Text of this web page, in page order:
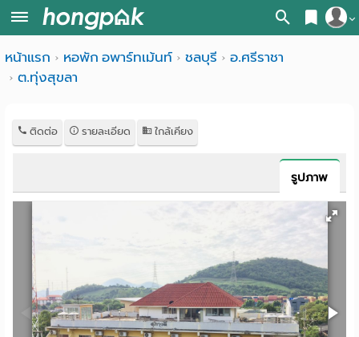
สมัครสมาชิก
หน้า
ค้นหา
ค้นจากสถานีรถไฟฟ้า
ค้นตามจังหวัด
ค้นจากสถานศึกษา
ค้นจากแผนที่
ค้นแบบละเอียด
พาร์
เม้น
ห้อง
หน้าแรก หอพัก อพาร์ทเม้นท์ ชลบุรี
อ.ศรีราชา
ต.ทุ่งสุขลา
ติดต่อ รายละเอียด ใกล้เคียง
รูปภาพ